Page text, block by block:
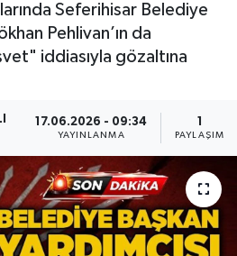
Seferihisar Belediye
Pehlivan’ın da
iddiasıyla gözaltına
17.06.2026 - 09:34
YAYINLANMA
1
PAYLAŞIM